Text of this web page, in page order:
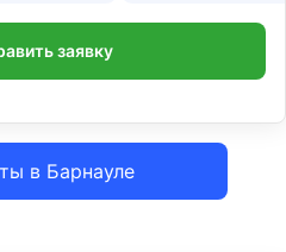
в Барнауле
заявку